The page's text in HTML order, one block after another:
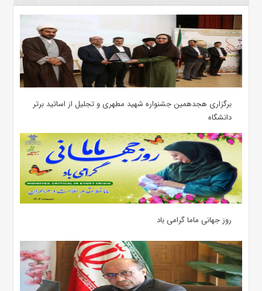
برگزاری هجدهمین جشنواره شهید مطهری و تجلیل از اساتید برتر
دانشگاه
روز جهانی ماما گرامی باد